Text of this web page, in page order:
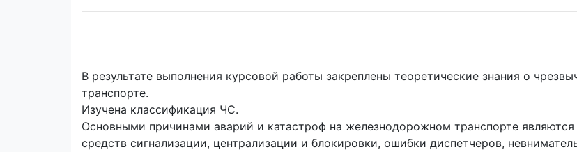
В результате выполнения курсовой работы закреплены теоретические знания о
транспорте.
Изучена классификация ЧС.
Основными причинами аварий и катастроф на железнодорожном транспорте являются
средств сигнализации, централизации и блокировки, ошибки диспетчеров,